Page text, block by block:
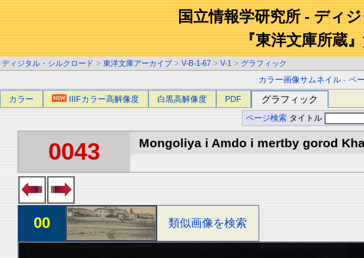
国立情報学研究所 - ディ
『東洋文庫所蔵
ディジタル・シルクロード > 東洋文庫アーカイブ > V-B-1-67 > V-1 > グラフィック
カラー画像サムネイル -ペ
カラー IIIFカラー高解像度 白黒高解像度 PDF グラフィック
ページ検索 タイトル
0043 Mongoliya i Amdo i mertby gorod
00 類似画像を検索